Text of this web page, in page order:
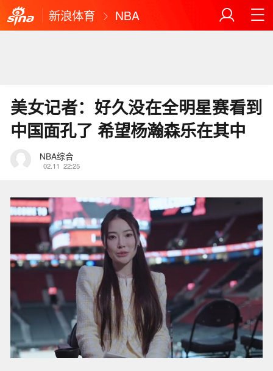
新浪体育 NBA
美女记者：好久没在全明星赛看到
中国面孔了 希望杨瀚森乐在其中
NBA综合
02.11 22:25